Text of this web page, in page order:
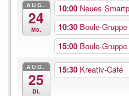
AUG.
24
Mo.
10:00 Neues
10:30 Boule-
15:00 Boule-
AUG.
25
Di.
15:30 Kreativ-Café